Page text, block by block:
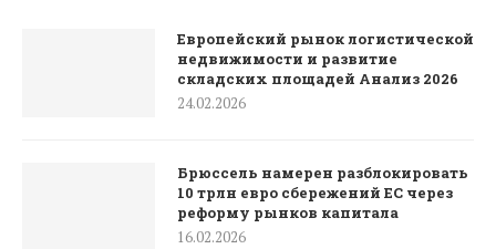
Европейский рынок логистической
недвижимости и развитие
складских площадей Анализ 2026
24.02.2026
Брюссель намерен разблокировать
10 трлн евро сбережений ЕС через
реформу рынков капитала
16.02.2026